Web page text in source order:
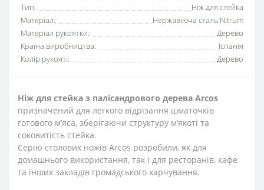
Тип:
Ніж для стейка
Матеріал:
Нержавіюча сталь Nitrum
Матеріал рукоятки:
Дерево
Країна виробництва:
Іспанія
Колір рукояті:
Дерево
Ніж для стейка з палісандрового дерева Arcos
призначений для легкого відрізання шматочків
готового м’яса, зберігаючи структуру м’якоті та
соковитість стейка.
Серію столових ножів Arcos розробили, як для
домашнього використання, так і для ресторанів, кафе
та інших закладів громадського харчування.